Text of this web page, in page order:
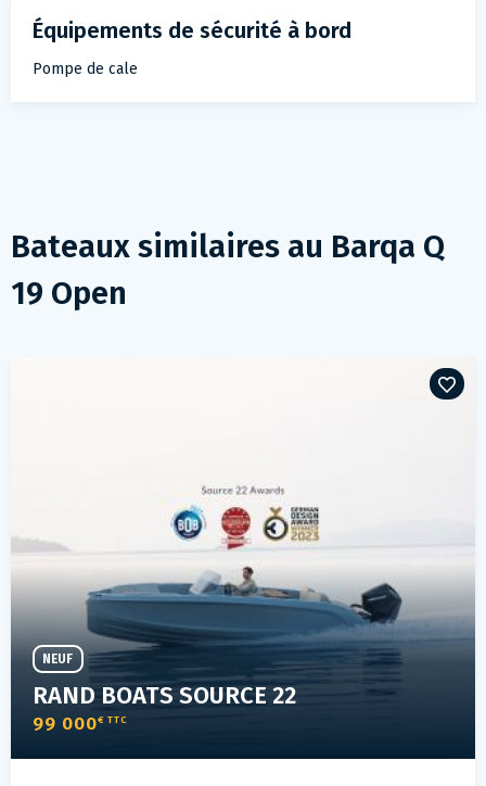
Équipements de sécurité à bord
Pompe de cale
Bateaux similaires au Barqa Q
19 Open
RAND BOATS SOURCE 22
99 000€ TTC
NEUF